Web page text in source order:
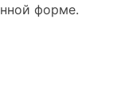
форме.